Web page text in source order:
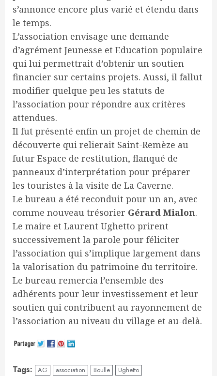
s’annonce encore plus varié et étendu dans
le temps.
L’association envisage une demande
d’agrément Jeunesse et Education populaire
qui lui permettrait d’obtenir un soutien
financier sur certains projets. Aussi, il fallut
modifier quelque peu les statuts de
l’association pour répondre aux critères
attendues.
Il fut présenté enfin un projet de chemin de
découverte qui relierait Saint-Remèze au
futur Espace de restitution, flanqué de
panneaux d’interprétation pour préparer
les touristes à la visite de La Caverne.
Le bureau a été reconduit pour un an, avec
comme nouveau trésorier Gérard Mialon.
Le maire et Laurent Ughetto prirent
successivement la parole pour féliciter
l’association qui s’implique largement dans
la valorisation du patrimoine du territoire.
Le bureau remercia l’ensemble des
adhérents pour leur investissement et leur
soutien qui contribuent au rayonnement de
l’association au niveau du village et au-delà.
Tags: AG association Boulle Ughetto